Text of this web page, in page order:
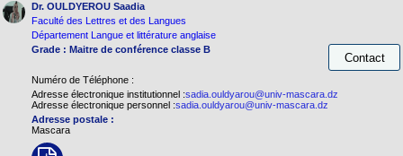
Dr. OULDYEROU Saadia
Faculté des Lettres et des Langues
Département Langue et littérature anglaise
Grade : Maitre de conférence classe B
Numéro de Téléphone :
Adresse électronique institutionnel :sadia.ouldyarou@univ-mascara.dz
Adresse électronique personnel :sadia.ouldyarou@univ-mascara.dz
Adresse postale :
Mascara